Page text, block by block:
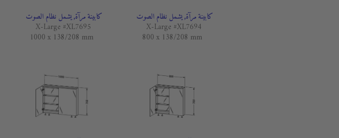
كابينة مرآة, يشمل نظام الصوت
X-Large #XL7694
800 x 138/208 mm
كابينة مرآة, يشمل نظام الصوت
X-Large #XL7695
1000 x 138/208 mm